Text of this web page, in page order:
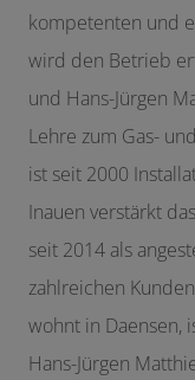
kompetenten und
wird den Betrieb
und Hans-Jürgen
Lehre zum Gas-
ist seit 2000
Inauen verstärkt
seit 2014 als
zahlreichen
wohnt in Daensen,
Hans-Jürgen